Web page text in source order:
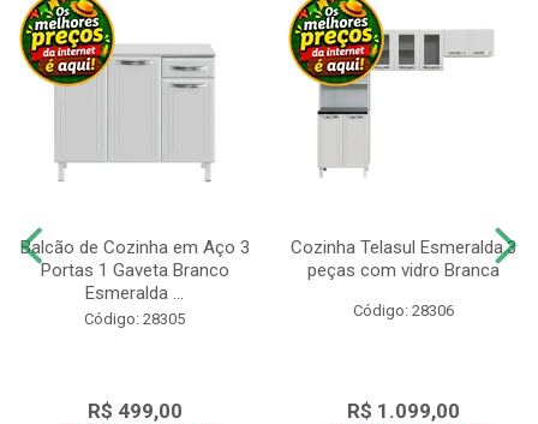
Balcão de Cozinha em Aço 3
Portas 1 Gaveta Branco
Esmeralda ...
Código: 28305
R$ 499,00
Cozinha Telasul Esmeralda.3
peças com vidro Branca
Código: 28306
R$ 1.099,00